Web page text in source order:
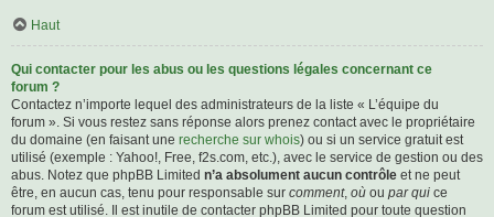
Haut
Qui contacter pour les abus ou les questions légales concernant ce
forum ?
Contactez n’importe lequel des administrateurs de la liste « L’équipe du
forum ». Si vous restez sans réponse alors prenez contact avec le propriétaire
du domaine (en faisant une recherche sur whois) ou si un service gratuit est
utilisé (exemple : Yahoo!, Free, f2s.com, etc.), avec le service de gestion ou des
abus. Notez que phpBB Limited n’a absolument aucun contrôle et ne peut
être, en aucun cas, tenu pour responsable sur comment, où ou par qui ce
forum est utilisé. Il est inutile de contacter phpBB Limited pour toute question